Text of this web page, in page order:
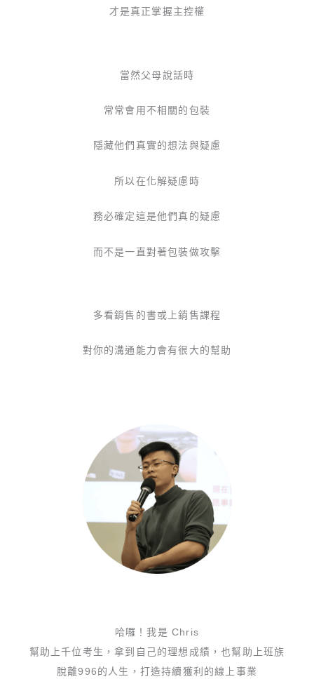
才是真正掌握主控權
當然父母說話時
常常會用不相關的包裝
隱藏他們真實的想法與疑慮
所以在化解疑慮時
務必確定這是他們真的疑慮
而不是一直對著包裝做攻擊
多看銷售的書或上銷售課程
對你的溝通能力會有很大的幫助
哈囉！我是 Chris
幫助上千位考生，拿到自己的理想成績，也幫助上班族
脫離996的人生，打造持續獲利的線上事業